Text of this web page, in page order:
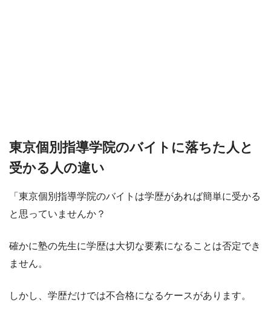
東京個別指導学院のバイトに落ちた人と
受かる人の違い
「東京個別指導学院のバイトは学歴があれば簡単に受かる
と思っていませんか？
確かに塾の先生に学歴は大切な要素になることは否定でき
ません。
しかし、学歴だけでは不合格になるケースがあります。